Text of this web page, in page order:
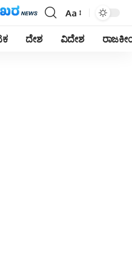
Font
Resizer
Aa
ದೇಶ ವಿದೇಶ